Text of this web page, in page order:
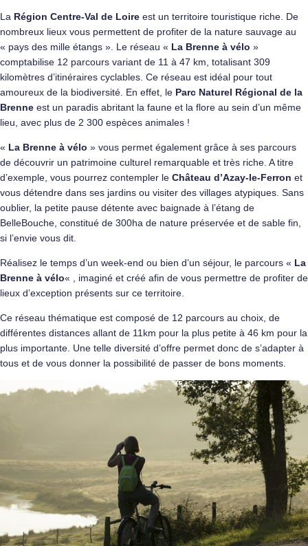
La Région Centre-Val de Loire est un territoire touristique riche. De
nombreux lieux vous permettent de profiter de la nature sauvage au
« pays des mille étangs ». Le réseau « La Brenne à vélo »
comptabilise 12 parcours variant de 11 à 47 km, totalisant 309
kilomètres d’itinéraires cyclables. Ce réseau est idéal pour tout
amoureux de la biodiversité. En effet, le Parc Naturel Régional de la
Brenne est un paradis abritant la faune et la flore au sein d’un même
lieu, avec plus de 2 300 espèces animales !
« La Brenne à vélo » vous permet également grâce à ses parcours
de découvrir un patrimoine culturel remarquable et très riche. A titre
d’exemple, vous pourrez contempler le Château d’Azay-le-Ferron et
vous détendre dans ses jardins ou visiter des villages atypiques. Sans
oublier, la petite pause détente avec baignade à l’étang de
BelleBouche, constitué de 300ha de nature préservée et de sable fin,
si l’envie vous dit.
Réalisez le temps d’un week-end ou bien d’un séjour, le parcours « La
Brenne à vélo« , imaginé et créé afin de vous permettre de profiter de
lieux d’exception présents sur ce territoire.
Ce réseau thématique est composé de 12 parcours au choix, de
différentes distances allant de 11km pour la plus petite à 46 km pour la
plus importante. Une telle diversité d’offre permet donc de s’adapter à
tous et de vous donner la possibilité de passer de bons moments.